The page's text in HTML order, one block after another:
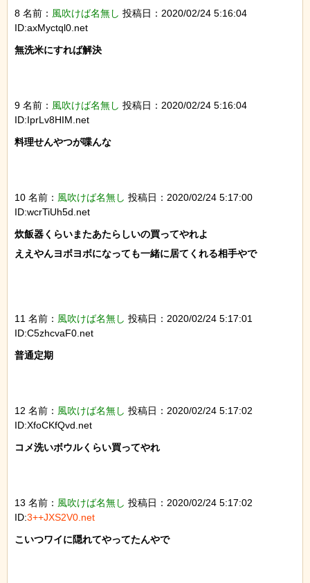
8 名前： 風吹けば名無し 投稿日：2020/02/24 5:16:04
ID:axMyctql0.net
無洗米にすれば解決
9 名前： 風吹けば名無し 投稿日：2020/02/24 5:16:04
ID:IprLv8HIM.net
料理せんやつが喋んな
10 名前： 風吹けば名無し 投稿日：2020/02/24 5:17:00
ID:wcrTiUh5d.net
炊飯器くらいまたあたらしいの買ってやれよ
ええやんヨボヨボになっても一緒に居てくれる相手やで
11 名前： 風吹けば名無し 投稿日：2020/02/24 5:17:01
ID:C5zhcvaF0.net
普通定期
12 名前： 風吹けば名無し 投稿日：2020/02/24 5:17:02
ID:XfoCKfQvd.net
コメ洗いボウルくらい買ってやれ
13 名前： 風吹けば名無し 投稿日：2020/02/24 5:17:02
ID:3++JXS2V0.net
こいつワイに隠れてやってたんやで